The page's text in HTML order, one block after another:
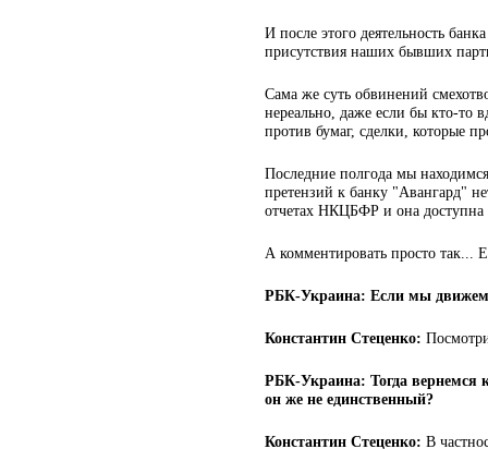
И после этого деятельность
присутствия наших бывших
Сама же суть обвинений
нереально, даже если бы кто-то
против бумаг, сделки, которые
Последние полгода мы
претензий к банку "Авангард"
отчетах НКЦБФР и она доступна
А комментировать просто так...
РБК-Украина: Если мы
Константин Стеценко:
РБК-Украина: Тогда вернемся
он же не единственный?
Константин Стеценко: В